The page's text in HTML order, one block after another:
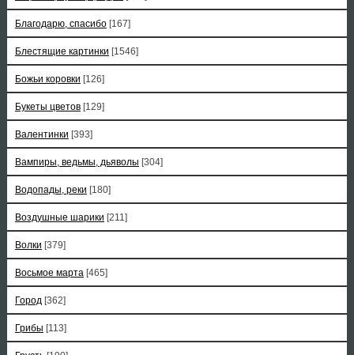
Благодарю, спасибо [167]
Блестящие картинки [1546]
Божьи коровки [126]
Букеты цветов [129]
Валентинки [393]
Вампиры, ведьмы, дьяволы [304]
Водопады, реки [180]
Воздушные шарики [211]
Волки [379]
Восьмое марта [465]
Город [362]
Грибы [113]